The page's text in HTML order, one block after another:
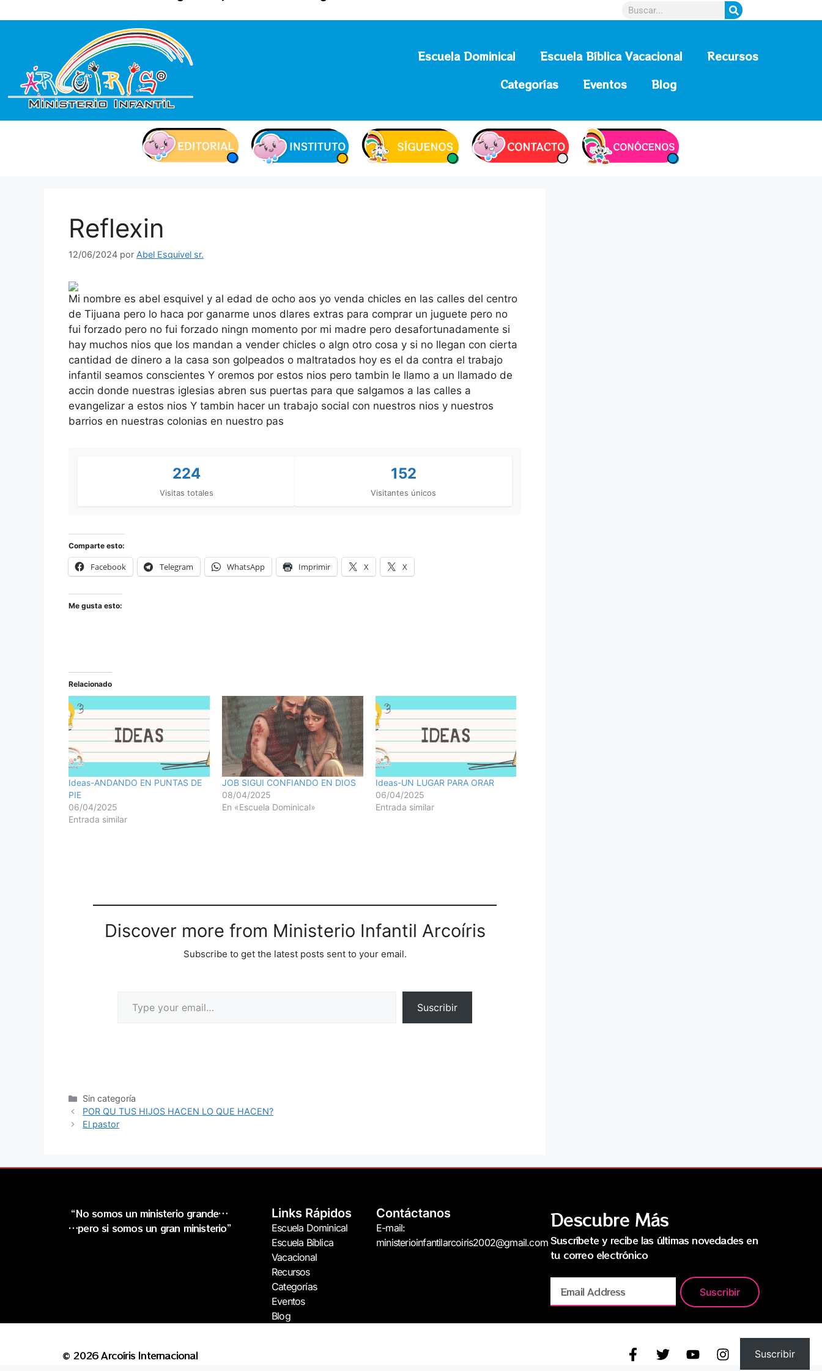
Escuela Dominical Escuela Bíblica Vacacional
Recursos
Categorías
Eventos Blog
Reflexin
12/06/2024 por Abel Esquivel sr.
Mi nombre es abel esquivel y al edad de ocho aos yo venda chicles en las calles del centro
de Tijuana pero lo haca por ganarme unos dlares extras para comprar un juguete pero no
fui forzado pero no fui forzado ningn momento por mi madre pero desafortunadamente si
hay muchos nios que los mandan a vender chicles o algn otro cosa y si no llegan con cierta
cantidad de dinero a la casa son golpeados o maltratados hoy es el da contra el trabajo
infantil seamos conscientes Y oremos por estos nios pero tambin le llamo a un llamado de
accin donde nuestras iglesias abren sus puertas para que salgamos a las calles a
evangelizar a estos nios Y tambin hacer un trabajo social con nuestros nios y nuestros
barrios en nuestras colonias en nuestro pas
224
Visitas totales
152
Visitantes únicos
Comparte esto:
Facebook Telegram WhatsApp Imprimir X X
Me gusta esto:
Relacionado
Ideas-ANDANDO EN PUNTAS DE
PIE
06/04/2025
Entrada similar
JOB SIGUI CONFIANDO EN DIOS
08/04/2025
En «Escuela Dominical»
Ideas-UN LUGAR PARA ORAR
06/04/2025
Entrada similar
Discover more from Ministerio Infantil Arcoíris
Subscribe to get the latest posts sent to your email.
Suscribir
Sin categoría
POR QU TUS HIJOS HACEN LO QUE HACEN?
El pastor
“No somos un ministerio grande…
…pero si somos un gran ministerio”
Links Rápidos
Escuela Dominical
Escuela Bíblica
Vacacional
Recursos
Categorías
Eventos
Blog
Contáctanos
E-mail:
ministerioinfantilarcoiris2002@gmail.com
Descubre Más
Suscríbete y recibe las últimas novedades en
tu correo electrónico
Suscribir
© 2026 Arcoíris Internacional Suscribir